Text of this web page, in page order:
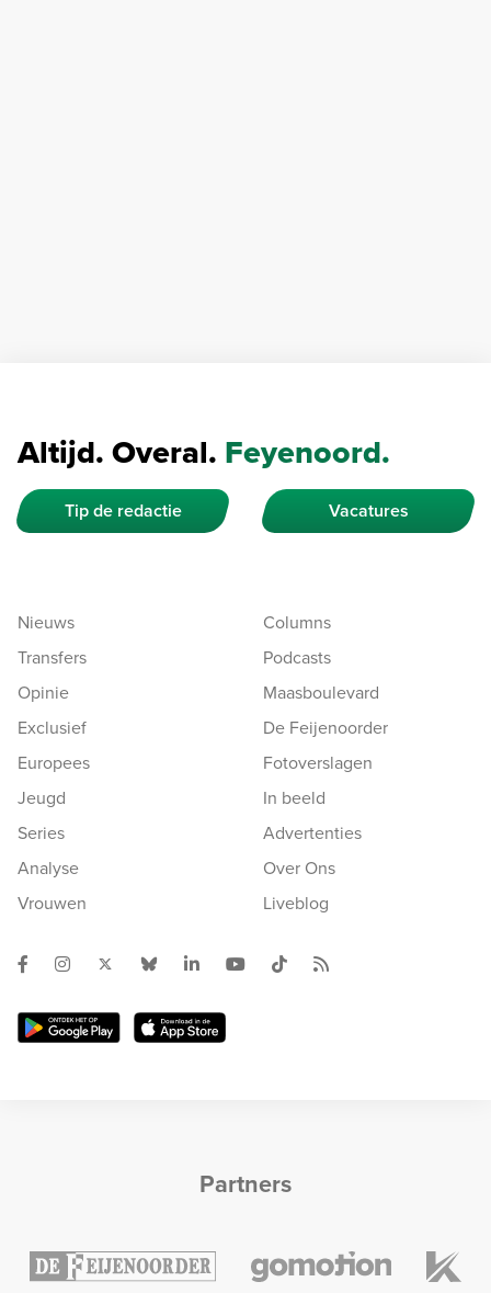
Altijd. Overal. Feyenoord.
Tip de redactie Vacatures
Nieuws
Transfers
Opinie
Exclusief
Europees
Jeugd
Series
Analyse
Vrouwen
Columns
Podcasts
Maasboulevard
De Feijenoorder
Fotoverslagen
In beeld
Advertenties
Over Ons
Liveblog
Partners